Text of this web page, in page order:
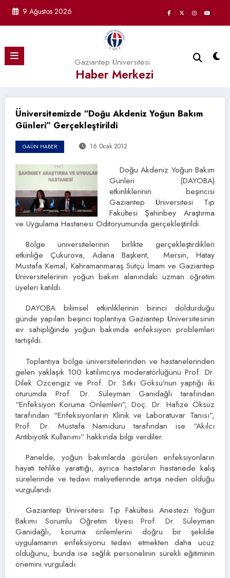
9 Ağustos 2026
Gaziantep Üniversitesi
Haber Merkezi
Üniversitemizde “Doğu Akdeniz Yoğun Bakım
Günleri” Gerçekleştirildi
GAÜN HABER 16 Ocak 2012
Doğu Akdeniz Yoğun Bakım
Günleri (DAYOBA)
etkinliklerinin beşincisi
Gaziantep Üniversitesi Tıp
Fakültesi Şahinbey Araştırma
ve Uygulama Hastanesi Oditoryumunda gerçekleştirildi.
Bölge üniversitelerinin birlikte gerçekleştirdikleri
etkinliğe Çukurova, Adana Başkent, Mersin, Hatay
Mustafa Kemal, Kahramanmaraş Sütçü İmam ve Gaziantep
Üniversitelerinin yoğun bakım alanındaki uzman öğretim
üyeleri katıldı.
DAYOBA bilimsel etkinliklerinin birinci doldurduğu
günde yapılan beşinci toplantıya Gaziantep Üniversitesinin
ev sahipliğinde yoğun bakımda enfeksiyon problemleri
tartışıldı.
Toplantıya bölge üniversitelerinden ve hastanelerinden
gelen yaklaşık 100 katılımcıya moderatörlüğünü Prof. Dr.
Dilek Özcengiz ve Prof. Dr. Sıtkı Göksu’nun yaptığı iki
oturumda Prof. Dr. Süleyman Ganidağlı tarafından
“Enfeksiyon Koruma Önlemleri”, Doç. Dr. Hafize Öksüz
tarafından “Enfeksiyonların Klinik ve Laboratuvar Tanısı”,
Prof. Dr. Mustafa Namıduru tarafından ise “Akılcı
Antibiyotik Kullanımı” hakkında bilgi verdiler.
Panelde, yoğun bakımlarda görülen enfeksiyonların
hayati tehlike yarattığı, ayrıca hastaların hastanede kalış
sürelerinde ve tedavi maliyetlerinde artışa neden olduğu
vurgulandı.
Gaziantep Üniversitesi Tıp Fakültesi Anestezi Yoğun
Bakımı Sorumlu Öğretim Üyesi Prof. Dr. Süleyman
Ganidağlı, koruma önlemlerini doğru bir şekilde
uygulamanın enfeksiyonu tedavi etmekten daha ucuz
olduğunu, bunda ise sağlık personelinin sürekli eğitiminin
önemini vurguladı.